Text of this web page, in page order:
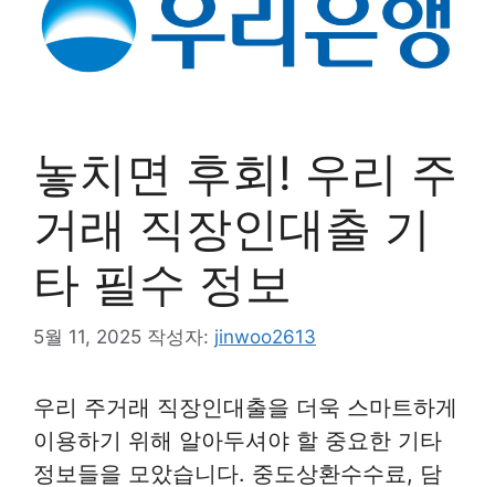
놓치면 후회! 우리 주
거래 직장인대출 기
타 필수 정보
5월 11, 2025 작성자: jinwoo2613
우리 주거래 직장인대출을 더욱 스마트하게
이용하기 위해 알아두셔야 할 중요한 기타
정보들을 모았습니다. 중도상환수수료, 담